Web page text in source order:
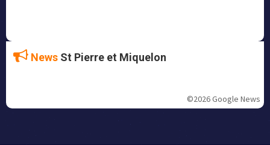
News St Pierre et Miquelon
©2026 Google News